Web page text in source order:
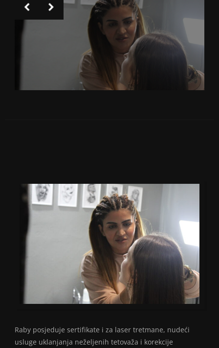
Raby posjeduje sertifikate i za laser tretmane, nudeći
usluge uklanjanja neželjenih tetovaža i korekcije